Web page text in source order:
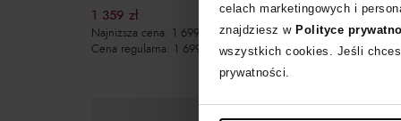
celach marketingowych i
znajdziesz w Polityce
wszystkich cookies. Jeśli
prywatności.
1 359 zł
Najniższa cena: 1 699
Cena regularna: 1 699
367zł
Cena